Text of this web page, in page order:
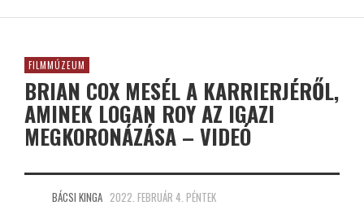
FILMMÚZEUM
BRIAN COX MESÉL A KARRIERJÉRŐL,
AMINEK LOGAN ROY AZ IGAZI
MEGKORONÁZÁSA – VIDEÓ
BÁCSI KINGA 2022. FEBRUÁR 4. PÉNTEK